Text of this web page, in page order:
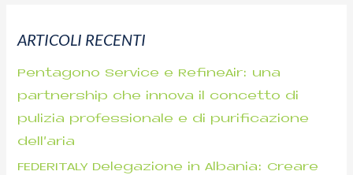
a
ARTICOLI RECENTI
Pentagono Service e RefineAir: una
partnership che innova il concetto di
pulizia professionale e di purificazione
dell’aria
FEDERITALY Delegazione in Albania: Creare